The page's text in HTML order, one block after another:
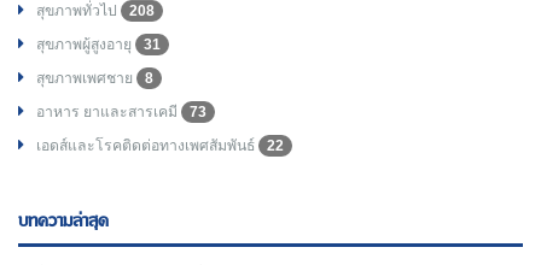
สุขภาพทั่วไป
208
สุขภาพผู้สูงอายุ
31
สุขภาพเพศชาย
8
อาหาร ยาและสารเคมี
73
เอดส์และโรคติดต่อทางเพศสัมพันธ์
22
บทความล่าสุด